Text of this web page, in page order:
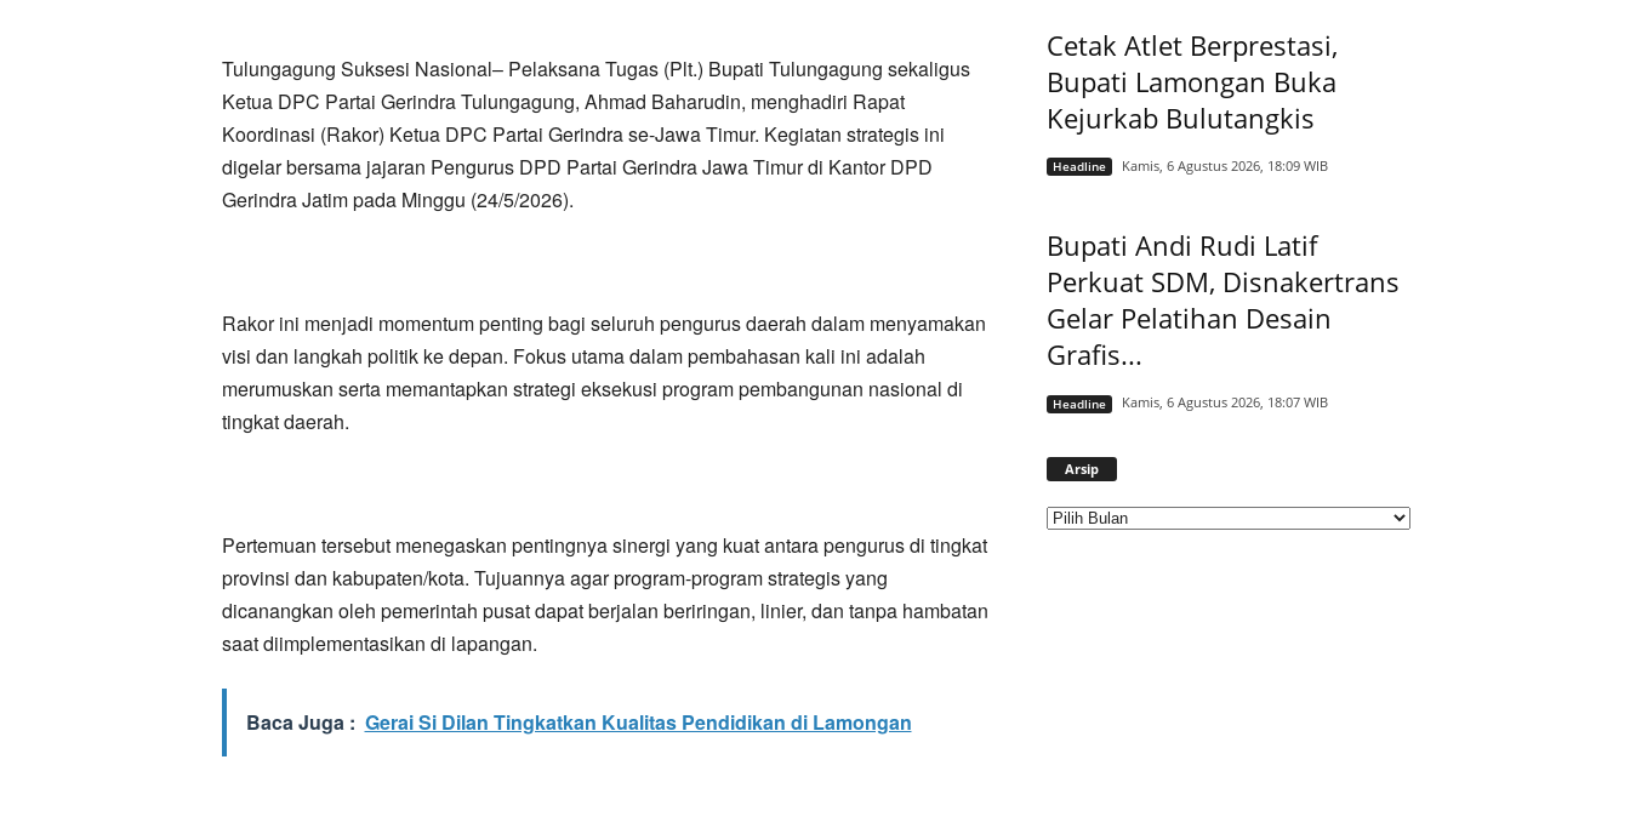
Tulungagung ​Suksesi Nasional– Pelaksana Tugas (Plt.) Bupati Tulungagung sekaligus
Ketua DPC Partai Gerindra Tulungagung, Ahmad Baharudin, menghadiri Rapat
Koordinasi (Rakor) Ketua DPC Partai Gerindra se-Jawa Timur. Kegiatan strategis ini
digelar bersama jajaran Pengurus DPD Partai Gerindra Jawa Timur di Kantor DPD
Gerindra Jatim pada Minggu (24/5/2026).
​Rakor ini menjadi momentum penting bagi seluruh pengurus daerah dalam menyamakan
visi dan langkah politik ke depan. Fokus utama dalam pembahasan kali ini adalah
merumuskan serta memantapkan strategi eksekusi program pembangunan nasional di
tingkat daerah.
​Pertemuan tersebut menegaskan pentingnya sinergi yang kuat antara pengurus di tingkat
provinsi dan kabupaten/kota. Tujuannya agar program-program strategis yang
dicanangkan oleh pemerintah pusat dapat berjalan beriringan, linier, dan tanpa hambatan
saat diimplementasikan di lapangan.
Baca Juga : Gerai Si Dilan Tingkatkan Kualitas Pendidikan di Lamongan
Cetak Atlet Berprestasi,
Bupati Lamongan Buka
Kejurkab Bulutangkis
Headline Kamis, 6 Agustus 2026, 18:09 WIB
Bupati Andi Rudi Latif
Perkuat SDM, Disnakertrans
Gelar Pelatihan Desain
Grafis...
Headline Kamis, 6 Agustus 2026, 18:07 WIB
Arsip